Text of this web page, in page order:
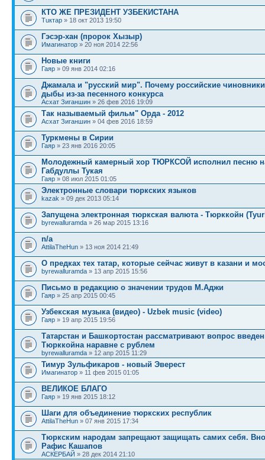
КТО ЖЕ ПРЕЗИДЕНТ УЗБЕКИСТАНА
Тuктар » 18 окт 2013 19:50
Гэсэр-хан (пророк Хызыр)
Имагинатор » 20 ноя 2014 22:56
Новые книги
Гаяр » 09 янв 2014 02:16
Джамала и "русский мир". Почему российские
дыбы из-за песенного конкурса
Асхат Зиганшин » 26 фев 2016 19:09
Так называемый фильм" Орда - 2012
Асхат Зиганшин » 04 фев 2016 18:59
Туркмены в Сирии
Гаяр » 23 янв 2016 20:05
Молодежный камерный хор ТЮРКСОЙ исполнил песню
Габдуллы Тукая
Гаяр » 08 июл 2015 01:05
Электронные словари тюркских языков
kazak » 09 дек 2013 05:14
Запущена электронная тюркская валюта - Тюрккойн
byrewalluramda » 26 мар 2015 13:16
n/a
AttilaTheHun » 13 ноя 2014 21:49
О предках тех татар, которые сейчас живут в казани и
byrewalluramda » 13 апр 2015 15:56
Письмо в редакцию о значении трудов М.Аджи
Гаяр » 25 апр 2015 00:45
Узбекская музыка (видео) - Uzbek music (video)
Гаяр » 19 апр 2015 19:56
Татарстан и Башкортостан рассматривают вопрос
Тюрккойна наравне с рублем
byrewalluramda » 12 апр 2015 11:29
Тимур Зульфикаров - новый Эверест
Имагинатор » 11 фев 2015 01:05
ВЕЛИКОЕ БЛАГО
Гаяр » 19 янв 2015 18:12
Шаги для объединение тюркских республик
AttilaTheHun » 07 янв 2015 17:34
Тюркским народам запрещают защищать самих себя.
Рафис Кашапов
АСКЕРБАЙ » 28 дек 2014 21:10